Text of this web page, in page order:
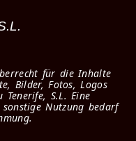
für die Inhalte
Bilder, Fotos, Logos
S.L. Eine
Nutzung bedarf